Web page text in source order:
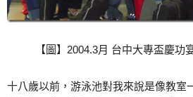
【圖】2004.3月 台中大專盃慶功
十八歲以前，游泳池對我來說是像教室